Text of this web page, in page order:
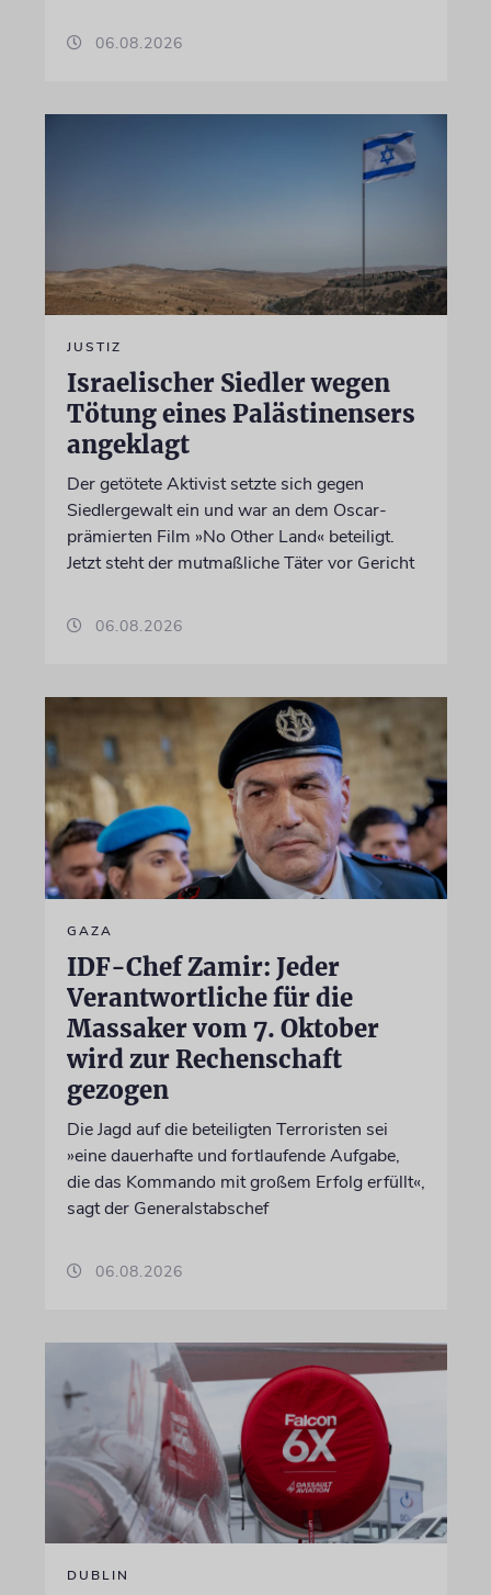
06.08.2026
JUSTIZ
Israelischer Siedler wegen
Tötung eines Palästinensers
angeklagt
Der getötete Aktivist setzte sich gegen
Siedlergewalt ein und war an dem Oscar-
prämierten Film »No Other Land« beteiligt.
Jetzt steht der mutmaßliche Täter vor Gericht
06.08.2026
GAZA
IDF-Chef Zamir: Jeder
Verantwortliche für die
Massaker vom 7. Oktober
wird zur Rechenschaft
gezogen
Die Jagd auf die beteiligten Terroristen sei
»eine dauerhafte und fortlaufende Aufgabe,
die das Kommando mit großem Erfolg erfüllt«,
sagt der Generalstabschef
06.08.2026
DUBLIN